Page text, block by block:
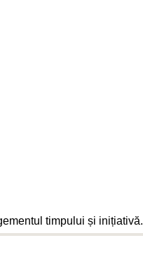
timpului și inițiativă.